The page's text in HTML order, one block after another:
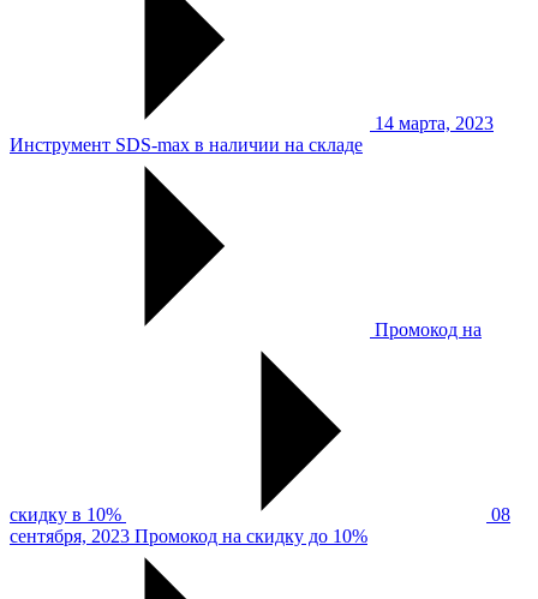
14 марта, 2023
Инструмент SDS-max в наличии на складе
Промокод на
скидку в 10%
08
сентября, 2023 Промокод на скидку до 10%